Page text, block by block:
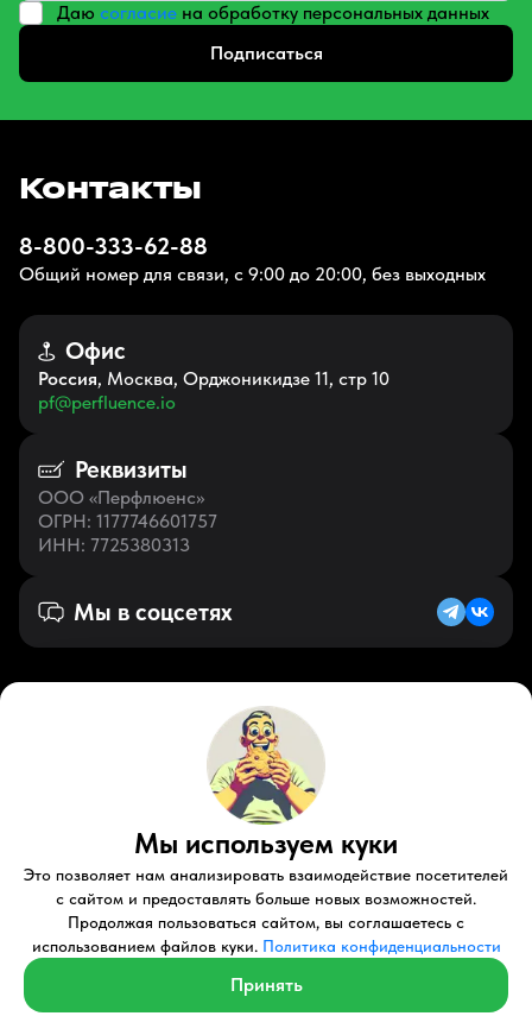
Даю согласие на обработку персональных данных
Подписаться
Контакты
8-800-333-62-88
Общий номер для связи, с 9:00 до 20:00, без выходных
Офис
Россия, Москва, Орджоникидзе 11, стр 10
pf@perfluence.io
Реквизиты
ООО «Перфлюенс»
ОГРН: 1177746601757
ИНН: 7725380313
Мы в соцсетях
Русский (RU)
ZenYoutubeTelegramTiktokКонтакты
Правовые документыУсловия использования
Пользовательское соглашение
© 2026 Perfluence LLC Все права защищены.
Политика конфиденциальности
Мы используем куки
Это позволяет нам анализировать взаимодействие посетителей
с сайтом и предоставлять больше новых возможностей.
Продолжая пользоваться сайтом, вы соглашаетесь с
использованием файлов куки. Политика конфиденциальности
Принять